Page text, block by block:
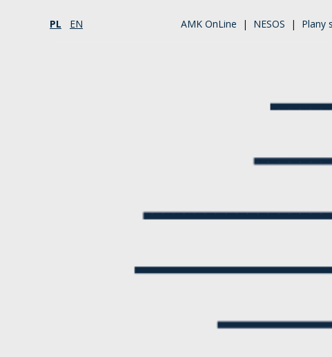
PL EN AMK OnLine | NESOS | Plany